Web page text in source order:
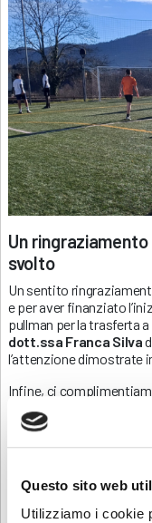
Questo sito web
Utilizziamo i cookie
Un
svolto
Un sentito
e per aver finanziato
pullman per la trasferta a
dott.ssa Franca Silva
l’attenzione dimostrate
Infine, ci
Albino per l’impegno e
il percorso. Il quarto
gruppo, la creatività e